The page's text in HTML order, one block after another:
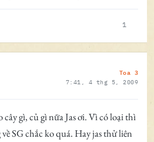
1
Toa 3
7:41, 4 thg 5, 2009
gì, củ gì nữa Jas ơi. Vì có loại thì
SG chắc ko quá. Hay jas thử liên